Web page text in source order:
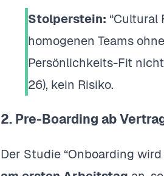
Stolperstein: “Cultural
homogenen Teams
Persönlichkeits-Fit
26), kein Risiko.
2. Pre-Boarding ab
Der Studie “Onboarding